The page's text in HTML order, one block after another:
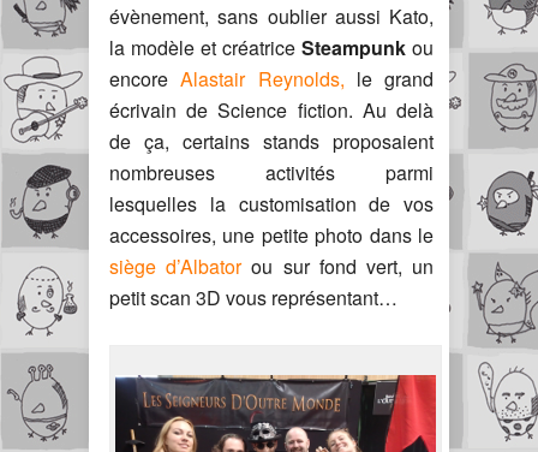
évènement, sans oublier aussi Kato,
la modèle et créatrice Steampunk ou
encoreAlastair Reynolds, le grand
écrivain de Science fiction. Au delà
de ça, certains stands proposaient
nombreuses activités parmi
lesquelles la customisation de vos
accessoires, une petite photo dans le
siège d’Albatorou sur fond vert, un
petit scan 3D vous représentant…